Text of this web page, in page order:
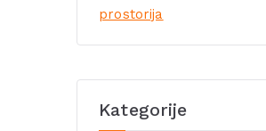
prostorija
Kategorije